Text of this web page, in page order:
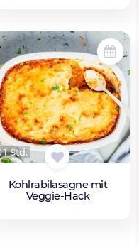
1 Std.
Kohlrabilasagne mit
Veggie-Hack